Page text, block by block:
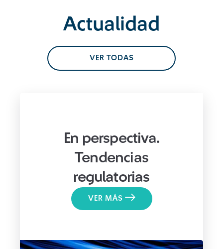
Actualidad
VER TODAS
En perspectiva.
Tendencias
regulatorias
VER MÁS